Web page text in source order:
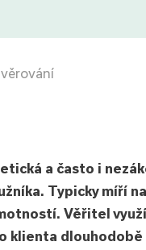
a často i
Typicky míří
Věřitel
klienta